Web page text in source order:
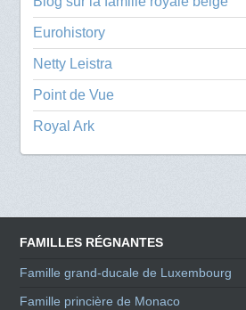
Eurohistory
Netty Leistra
Point de Vue
Royal Ark
FAMILLES RÉGNANTES
Famille grand-ducale de Luxembourg
Famille princière de Monaco